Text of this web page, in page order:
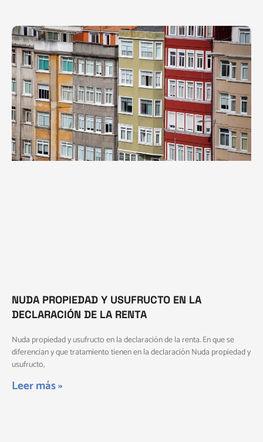
NUDA PROPIEDAD Y USUFRUCTO EN LA
DECLARACIÓN DE LA RENTA
Nuda propiedad y usufructo en la declaración de la renta. En que se
diferencian y que tratamiento tienen en la declaración Nuda propiedad y
usufructo,
Leer más »